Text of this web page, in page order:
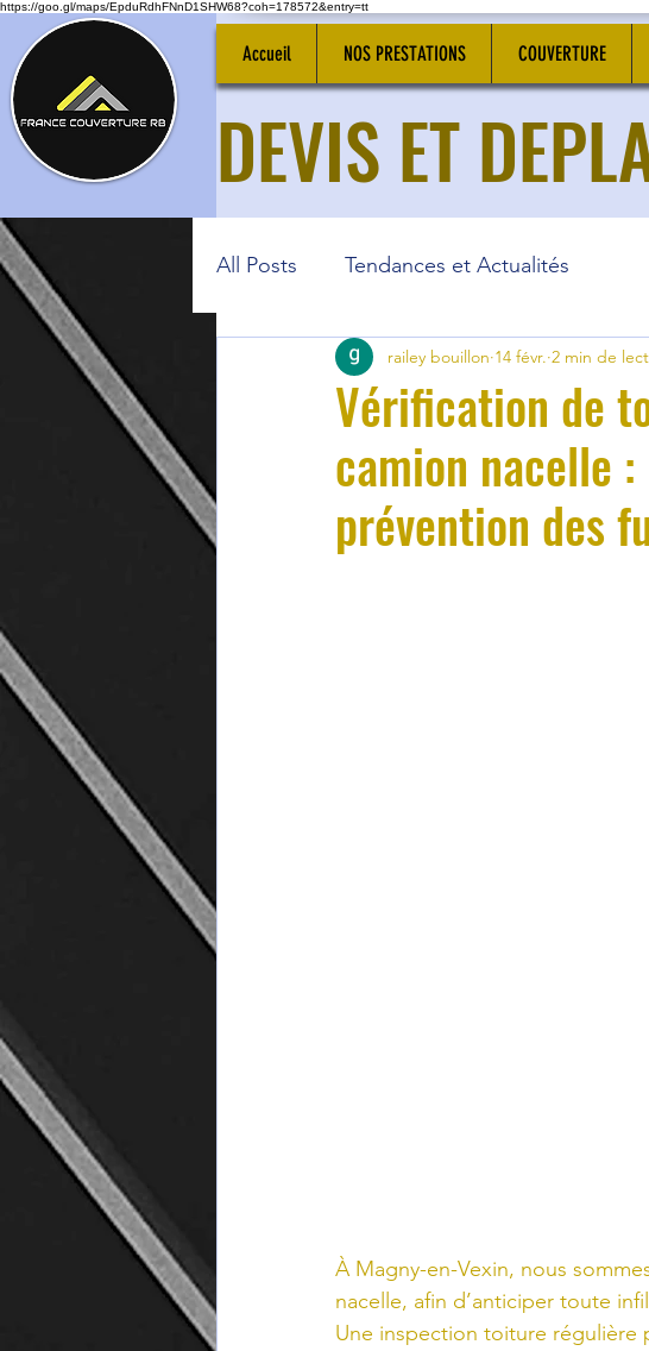
https://goo.gl/maps/EpduRdhFNnD1SHW68?coh=178572&entry=tt
Accueil NOS PRESTATIONS COUVERTURE
DEVIS ET
All Posts Tendances et Actualités
Vérification de
camion nacelle
prévention des
railey bouillon 14 févr. 2 min de
À Magny-en-Vexin, nous
nacelle, afin d’anticiper toute
Une inspection toiture régulière